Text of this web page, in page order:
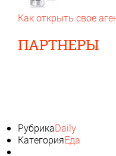
Как открыть свое
ПАРТНЕРЫ
РубрикаDaily
КатегорияЕда